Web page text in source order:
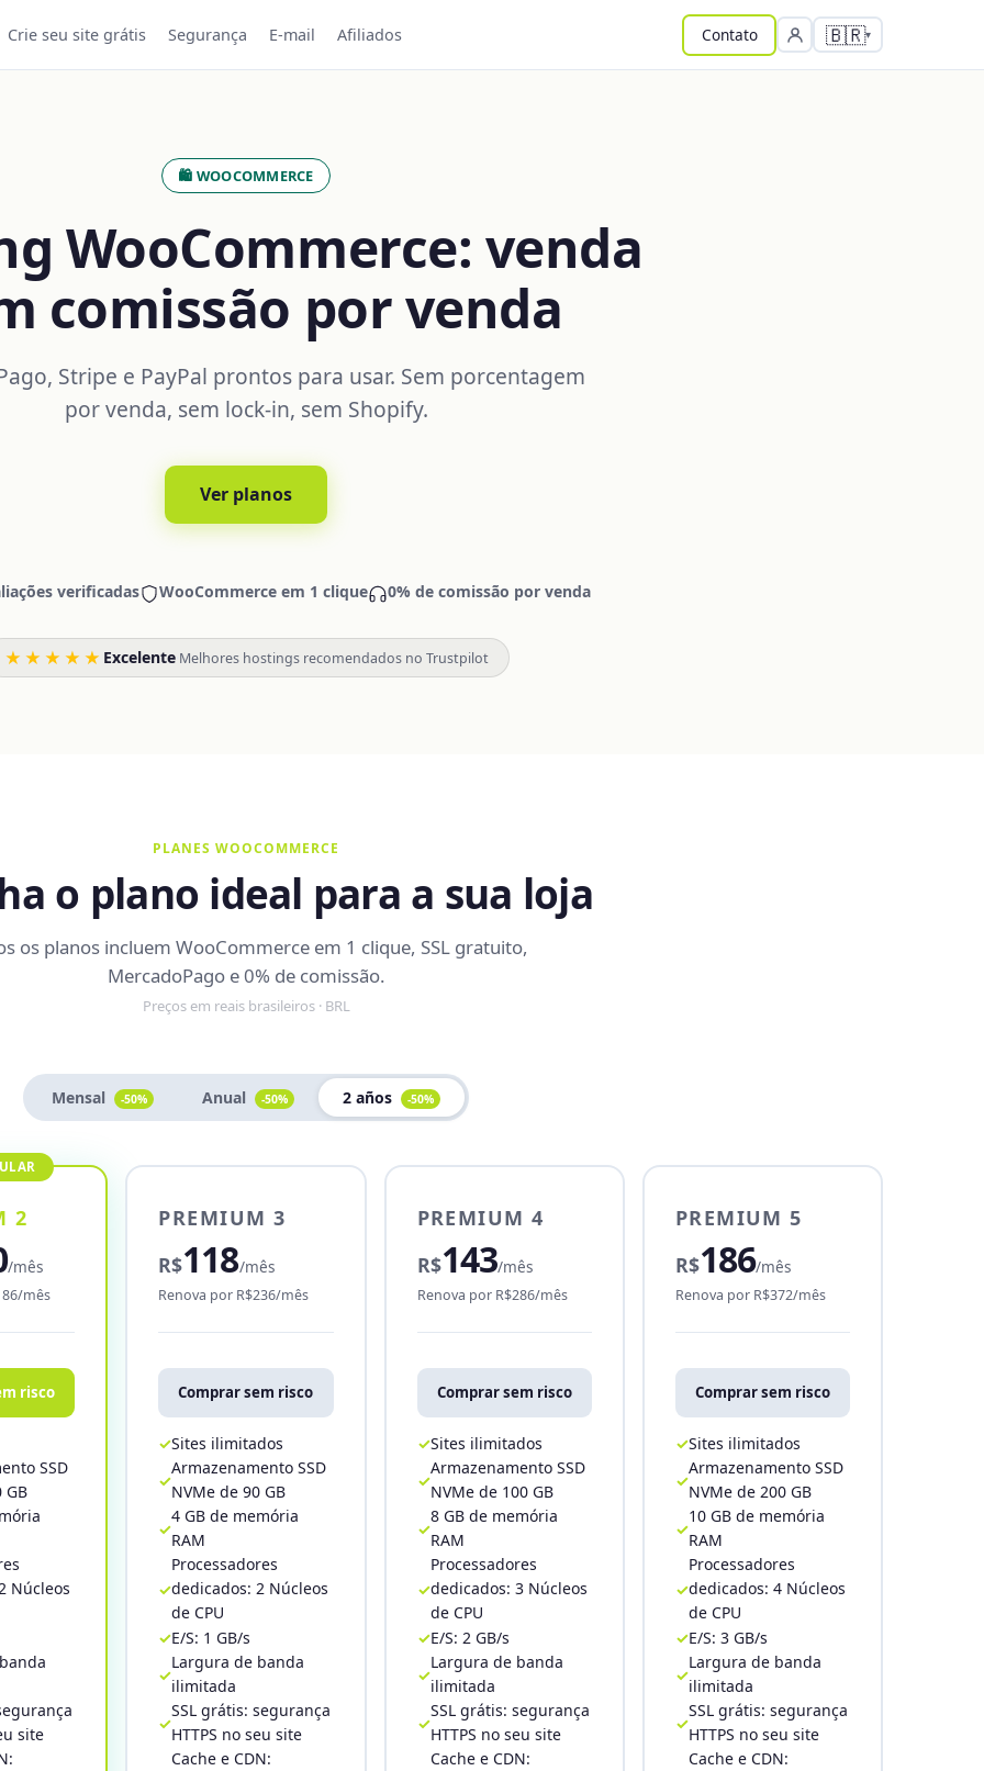
Crie seu site grátis Segurança E-mail Afiliados Contato 🇧🇷
🛍️ WOOCOMMERCE
WooCommerce: venda
comissão por venda
Stripe e PayPal prontos para usar. Sem porcentagem
por venda, sem lock-in, sem Shopify.
Ver planos
verificadas WooCommerce em 1 clique 0% de comissão por venda
★★★★★ Excelente· Melhores hostings recomendados no Trustpilot
PLANES WOOCOMMERCE
o plano ideal para a sua loja
os planos incluem WooCommerce em 1 clique, SSL gratuito,
MercadoPago e 0% de comissão.
Preços em reais brasileiros · BRL
Mensal -50% Anual -50% 2 años -50%
2
/mês
mês
risco
SSD
GB
Núcleos
site
PREMIUM 3
R$118/mês
Renova por R$236/mês
Comprar sem risco
Sites ilimitados
Armazenamento SSD
NVMe de 90 GB
4 GB de memória
RAM
Processadores
dedicados: 2 Núcleos
de CPU
E/S: 1 GB/s
Largura de banda
ilimitada
SSL grátis: segurança
HTTPS no seu site
Cache e CDN:
PREMIUM 4
R$143/mês
Renova por R$286/mês
Comprar sem risco
Sites ilimitados
Armazenamento SSD
NVMe de 100 GB
8 GB de memória
RAM
Processadores
dedicados: 3 Núcleos
de CPU
E/S: 2 GB/s
Largura de banda
ilimitada
SSL grátis: segurança
HTTPS no seu site
Cache e CDN:
PREMIUM 5
R$186/mês
Renova por R$372/mês
Comprar sem risco
Sites ilimitados
Armazenamento SSD
NVMe de 200 GB
10 GB de memória
RAM
Processadores
dedicados: 4 Núcleos
de CPU
E/S: 3 GB/s
Largura de banda
ilimitada
SSL grátis: segurança
HTTPS no seu site
Cache e CDN: